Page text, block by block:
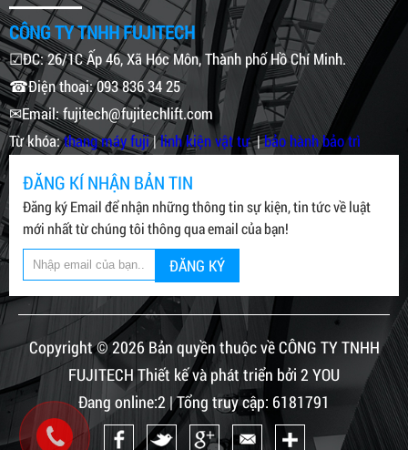
CÔNG TY TNHH FUJITECH
☑ĐC: 26/1C Ấp 46, Xã Hóc Môn, Thành phố Hồ Chí Minh.
☎Điện thoại: 093 836 34 25
✉Email: fujitech@fujitechlift.com
Từ khóa:thang máy fuji|linh kiện vật tư|bảo hành bảo trì
ĐĂNG KÍ NHẬN BẢN TIN
Đăng ký Email để nhận những thông tin sự kiện, tin tức về luật
mới nhất từ chúng tôi thông qua email của bạn!
ĐĂNG KÝ
Copyright © 2026 Bản quyền thuộc về CÔNG TY TNHH
FUJITECH Thiết kế và phát triển bởi 2 YOU
Đang online:2 | Tổng truy cập: 6181791